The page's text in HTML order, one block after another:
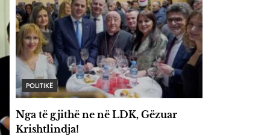
POLITIKË
Nga të gjithë ne në LDK, Gëzuar
Krishtlindja!